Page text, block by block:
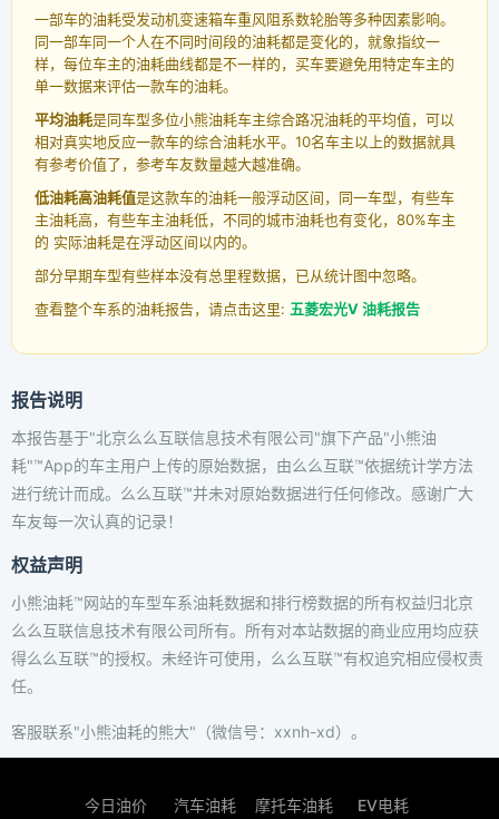
一部车的油耗受发动机变速箱车重风阻系数轮胎等多种因素影响。
同一部车同一个人在不同时间段的油耗都是变化的，就象指纹一
样，每位车主的油耗曲线都是不一样的，买车要避免用特定车主的
单一数据来评估一款车的油耗。
平均油耗是同车型多位小熊油耗车主综合路况油耗的平均值，可以
相对真实地反应一款车的综合油耗水平。10名车主以上的数据就具
有参考价值了，参考车友数量越大越准确。
低油耗高油耗值是这款车的油耗一般浮动区间，同一车型，有些车
主油耗高，有些车主油耗低，不同的城市油耗也有变化，80%车主
的 实际油耗是在浮动区间以内的。
部分早期车型有些样本没有总里程数据，已从统计图中忽略。
查看整个车系的油耗报告，请点击这里: 五菱宏光V 油耗报告
报告说明
本报告基于"北京么么互联信息技术有限公司"旗下产品"小熊油
耗"™App的车主用户上传的原始数据，由么么互联™依据统计学方法
进行统计而成。么么互联™并未对原始数据进行任何修改。感谢广大
车友每一次认真的记录！
权益声明
小熊油耗™网站的车型车系油耗数据和排行榜数据的所有权益归北京
么么互联信息技术有限公司所有。所有对本站数据的商业应用均应获
得么么互联™的授权。未经许可使用，么么互联™有权追究相应侵权责
任。
客服联系"小熊油耗的熊大"（微信号：xxnh-xd）。
今日油价 汽车油耗 摩托车油耗 EV电耗